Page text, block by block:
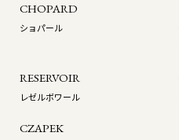
CHOPARD
ショパール
RESERVOIR
レゼルボワール
CZAPEK